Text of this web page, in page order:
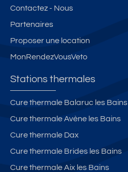
Contactez - Nous
Partenaires
Proposer une location
MonRendezVousVeto
Stations thermales
Cure thermale Balaruc les Bains
Cure thermale Avène les Bains
Cure thermale Dax
Cure thermale Brides les Bains
Cure thermale Aix les Bains